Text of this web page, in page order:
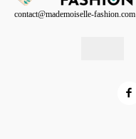
contact@mademoiselle-fashion.com